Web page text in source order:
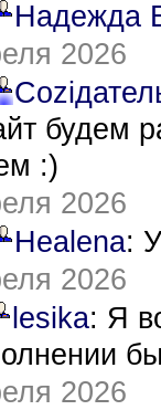
Надежда
2026
будем
:)
2026
Healena:
2026
lesika: Я
2026